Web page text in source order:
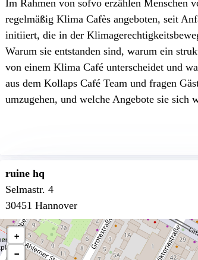
Im Rahmen von sofvo erzählen Menschen
regelmäßig Klima Cafès angeboten, seit
initiiert, die in der
Warum sie entstanden sind, warum ein
von einem Klima Café unterscheidet und
aus dem Kollaps Café Team und fragen
umzugehen, und welche Angebote sie sich
ruine hq
Selmastr. 4
30451 Hannover
+
−